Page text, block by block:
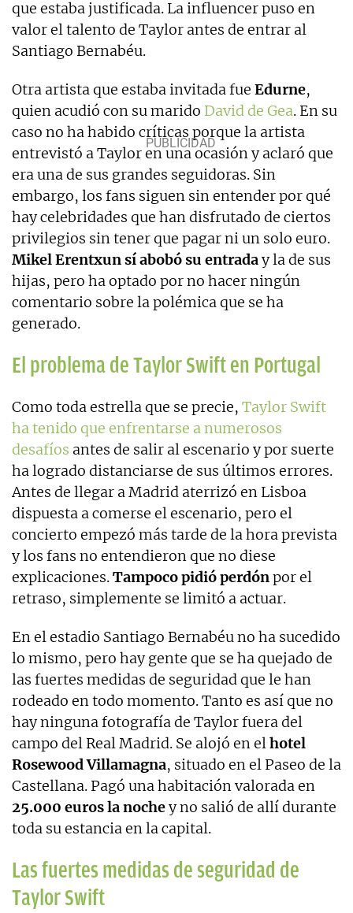
que estaba justificada. La influencer puso en
valor el talento de Taylor antes de entrar al
Santiago Bernabéu.
Otra artista que estaba invitada fue Edurne,
quien acudió con su marido David de Gea. En su
caso no ha habido críticas porque la artista
entrevistó a Taylor en una ocasión y aclaró que
era una de sus grandes seguidoras. Sin
embargo, los fans siguen sin entender por qué
hay celebridades que han disfrutado de ciertos
privilegios sin tener que pagar ni un solo euro.
Mikel Erentxun sí abobó su entraday la de sus
hijas, pero ha optado por no hacer ningún
comentario sobre la polémica que se ha
generado.
El problema de Taylor Swift en Portugal
Como toda estrella que se precie, Taylor Swift
ha tenido que enfrentarse a numerosos
desafíos antes de salir al escenario y por suerte
ha logrado distanciarse de sus últimos errores.
Antes de llegar a Madrid aterrizó en Lisboa
dispuesta a comerse el escenario, pero el
concierto empezó más tarde de la hora prevista
y los fans no entendieron que no diese
explicaciones.Tampoco pidió perdónpor el
retraso, simplemente se limitó a actuar.
En el estadio Santiago Bernabéu no ha sucedido
lo mismo, pero hay gente que se ha quejado de
las fuertes medidas de seguridad que le han
rodeado en todo momento. Tanto es así que no
hay ninguna fotografía de Taylor fuera del
campo del Real Madrid. Se alojó en elhotel
Rosewood Villamagna, situado en el Paseo de la
Castellana. Pagó una habitación valorada en
25.000 euros la nochey no salió de allí durante
toda su estancia en la capital.
Las fuertes medidas de seguridad de
Taylor Swift